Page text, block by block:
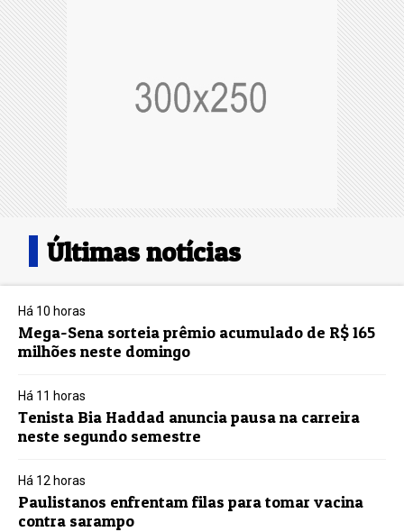
Últimas notícias
Há 10 horas
Mega-Sena sorteia prêmio acumulado de R$ 165
milhões neste domingo
Há 11 horas
Tenista Bia Haddad anuncia pausa na carreira
neste segundo semestre
Há 12 horas
Paulistanos enfrentam filas para tomar vacina
contra sarampo